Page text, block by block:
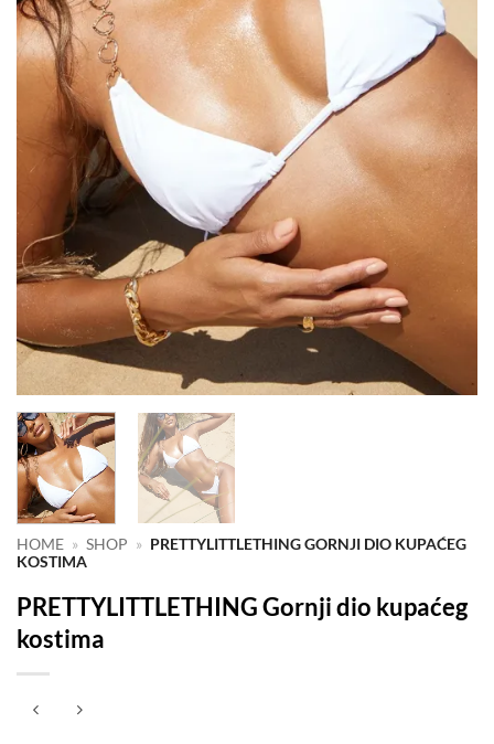
HOME » SHOP » PRETTYLITTLETHING GORNJI DIO KUPAĆEG
KOSTIMA
PRETTYLITTLETHING Gornji dio kupaćeg
kostima